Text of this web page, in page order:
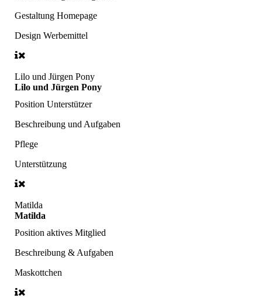
Gestaltung Homepage
Design Werbemittel
Lilo und Jürgen Pony
Lilo und Jürgen Pony
Position Unterstützer
Beschreibung und Aufgaben
Pflege
Unterstützung
Matilda
Matilda
Position aktives Mitglied
Beschreibung & Aufgaben
Maskottchen